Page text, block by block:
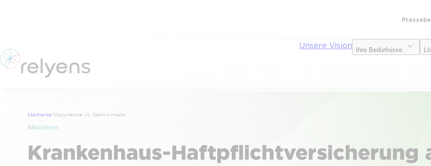
Unsere Vision Ihre Bedürfnisse
Startseite Occurrence vs. Claims-made
Absichern
Krankenhaus-Haftpflichtversicherung